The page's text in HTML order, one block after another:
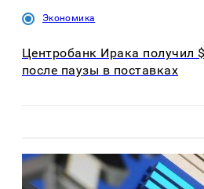
Экономика
Центробанк Ирака получил
после паузы в поставках